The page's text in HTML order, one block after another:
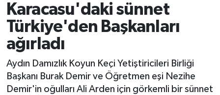
Karacasu'daki sünnet
Türkiye'den Başkanları
ağırladı
Aydın Damızlık Koyun Keçi Yetiştiricileri Birliği
Başkanı Burak Demir ve Öğretmen eşi Nezihe
Demir'in oğulları Ali Arden için görkemli bir sünnet
Siyaset
Ekonomi
Eğitim
Aydin Namaz Vakitleri
Aydın Trafik Yoğunluk Haritası
Tüm Manşetler